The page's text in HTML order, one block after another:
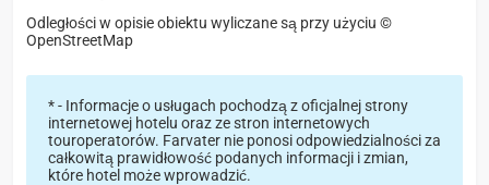
Odległości w opisie obiektu wyliczane są przy użyciu ©
OpenStreetMap
* - Informacje o usługach pochodzą z oficjalnej strony
internetowej hotelu oraz ze stron internetowych
touroperatorów. Farvater nie ponosi odpowiedzialności za
całkowitą prawidłowość podanych informacji i zmian,
które hotel może wprowadzić.